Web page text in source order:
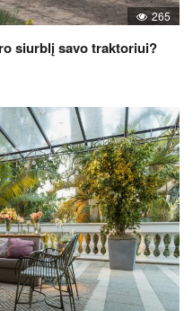
265
siurblį savo traktoriui?